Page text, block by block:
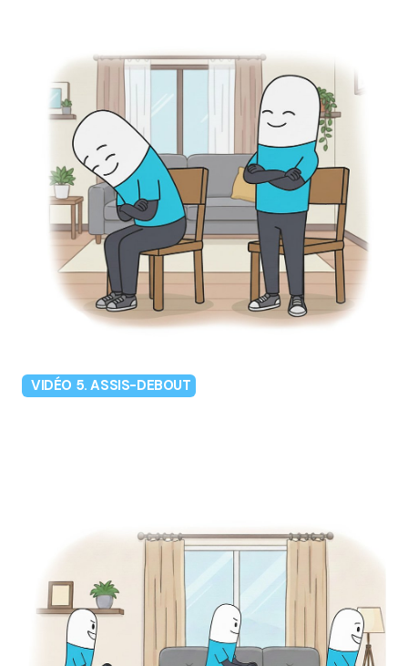
VIDÉO 5. ASSIS-DEBOUT